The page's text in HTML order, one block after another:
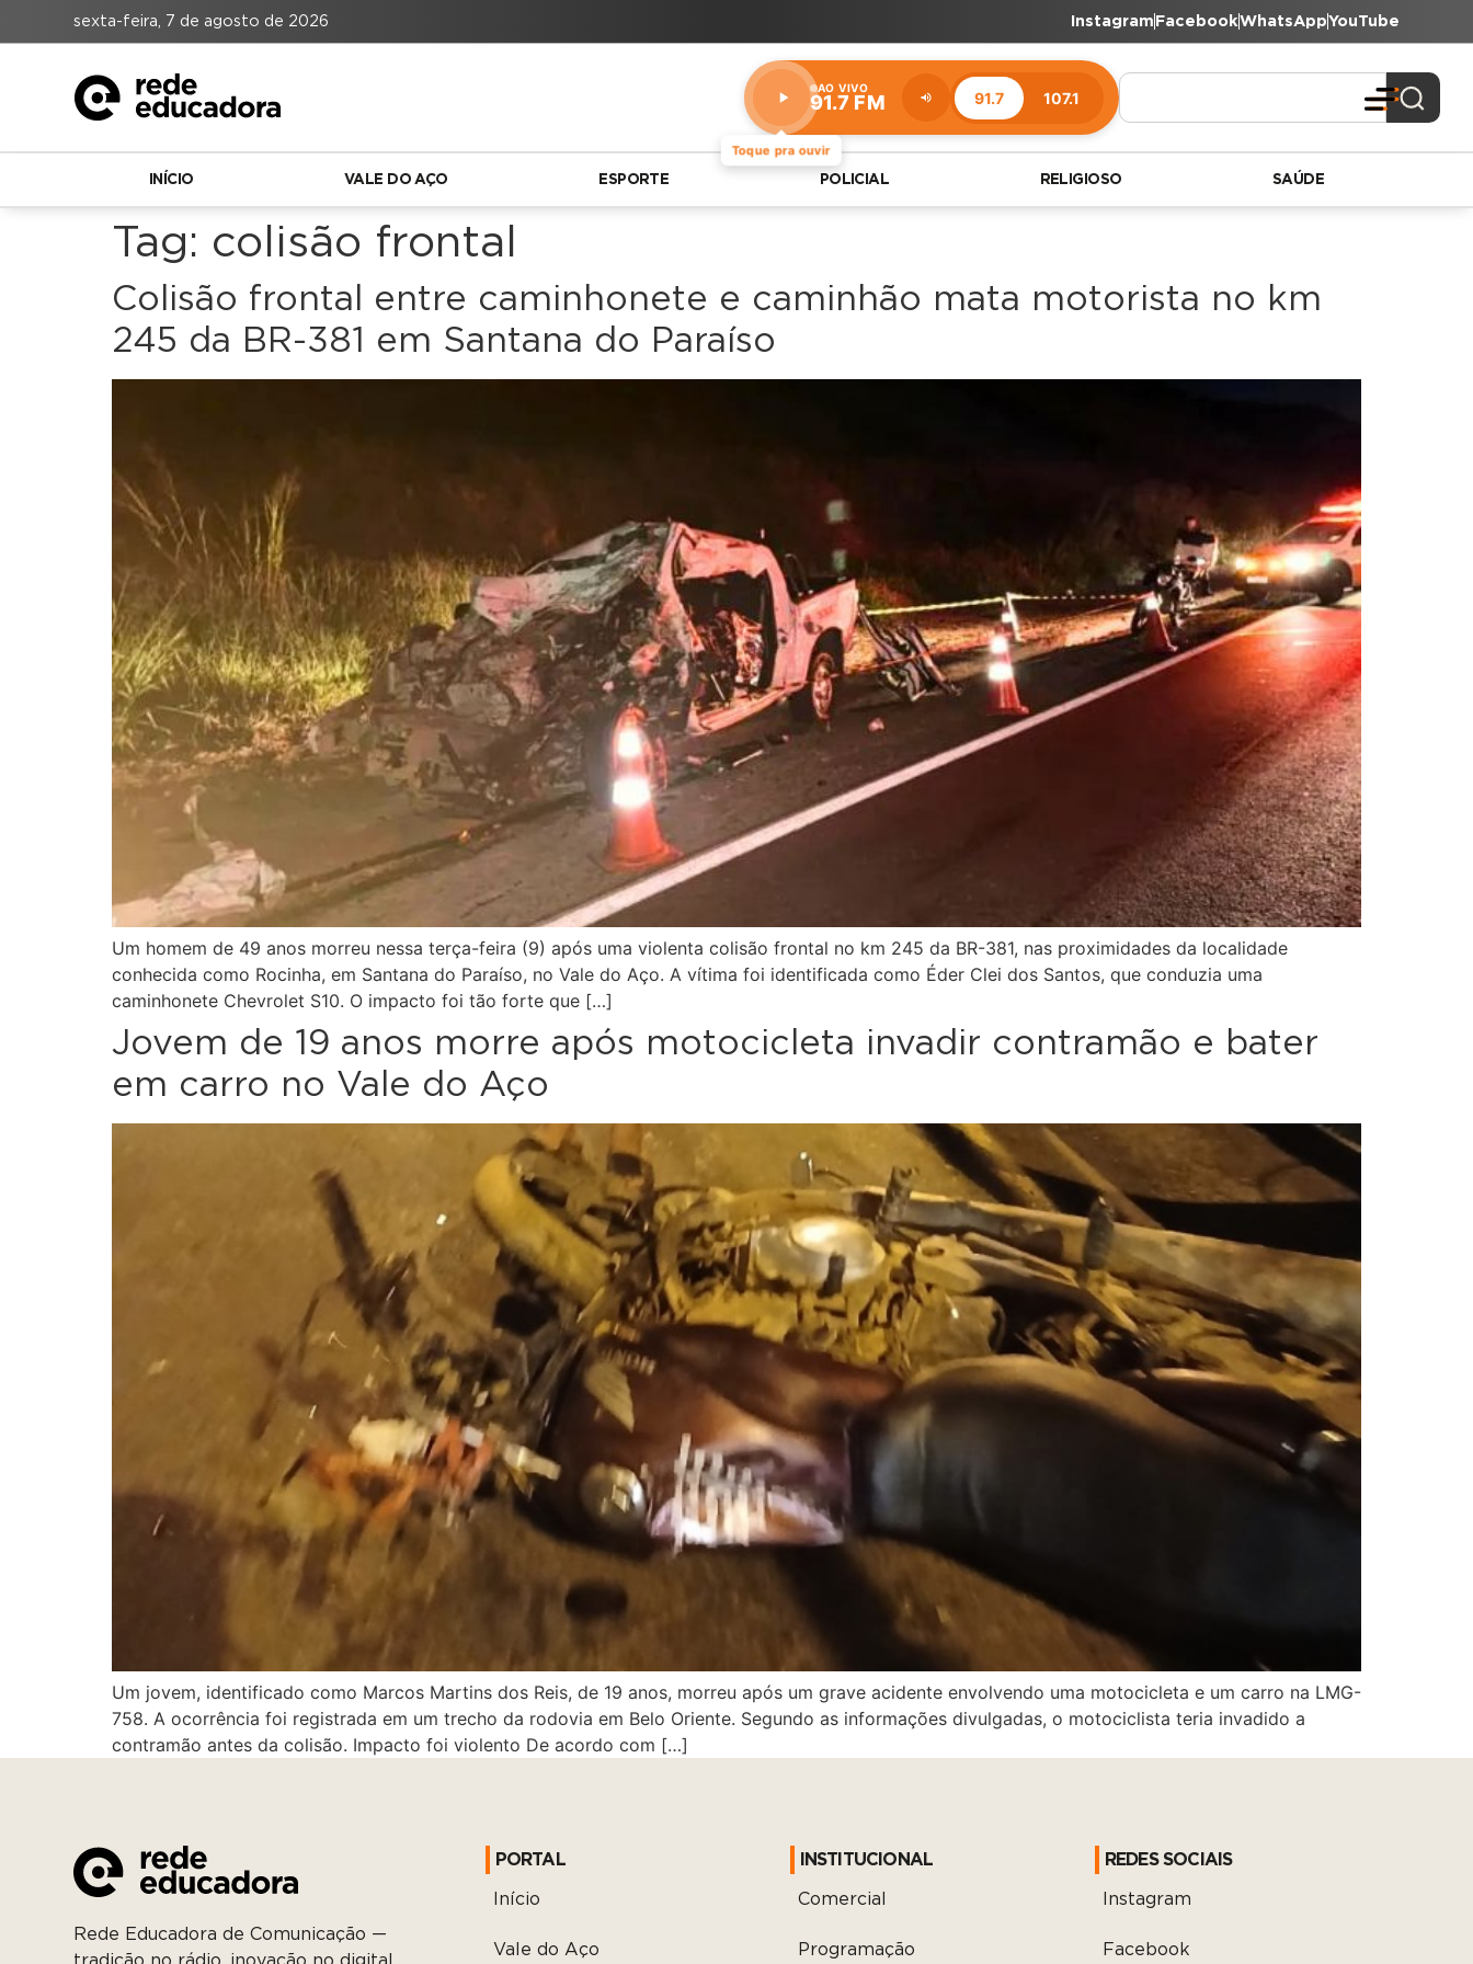
sexta-feira, 7 de agosto de 2026 Instagram FacebookWhatsAppYouTube
Toque pra ouvir
AO VIVO
91.7 FM 91.7 107.1
Estação:
91.7
FM
INÍCIO VALE DO AÇO ESPORTE POLICIAL RELIGIOSO SAÚDE
Tag: colisão frontal
Colisão frontal entre caminhonete e caminhão mata motorista no km
245 da BR-381 em Santana do Paraíso
Um homem de 49 anos morreu nessa terça-feira (9) após uma violenta colisão frontal no km 245 da BR-381, nas proximidades da localidade
conhecida como Rocinha, em Santana do Paraíso, no Vale do Aço. A vítima foi identificada como Éder Clei dos Santos, que conduzia uma
caminhonete Chevrolet S10. O impacto foi tão forte que […]
Jovem de 19 anos morre após motocicleta invadir contramão e bater
em carro no Vale do Aço
Um jovem, identificado como Marcos Martins dos Reis, de 19 anos, morreu após um grave acidente envolvendo uma motocicleta e um carro na LMG-
758. A ocorrência foi registrada em um trecho da rodovia em Belo Oriente. Segundo as informações divulgadas, o motociclista teria invadido a
contramão antes da colisão. Impacto foi violento De acordo com […]
Rede Educadora de Comunicação —
PORTAL
Início
Vale do Aço
INSTITUCIONAL
Comercial
Programação
REDES SOCIAIS
Instagram
Facebook